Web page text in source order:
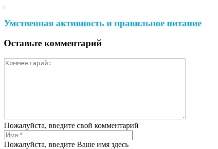
Умственная активность и правильное питание
Оставьте комментарий
Пожалуйста, введите свой комментарий
Пожалуйста, введите Ваше имя здесь